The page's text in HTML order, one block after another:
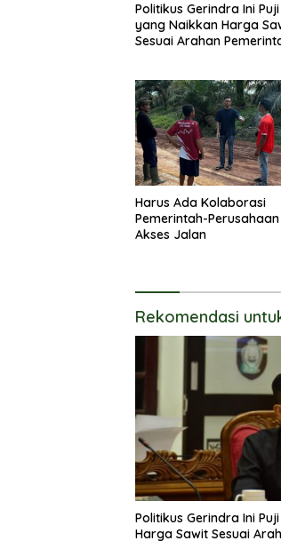
Politikus Gerindra Ini Puji
yang Naikkan Harga
Sesuai Arahan
Harus Ada Kolaborasi
Pemerintah-
Akses Jalan
Rekomendasi
Politikus Gerindra Ini
Harga Sawit Sesuai